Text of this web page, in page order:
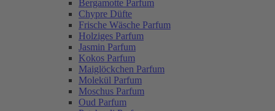
Bergamotte Parfum
Chypre Düfte
Frische Wäsche Parfum
Holziges Parfum
Jasmin Parfum
Kokos Parfum
Maiglöckchen Parfum
Molekül Parfum
Moschus Parfum
Oud Parfum